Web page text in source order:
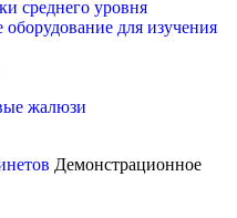
среднего уровня
для изучения
жалюзи
Демонстрационное